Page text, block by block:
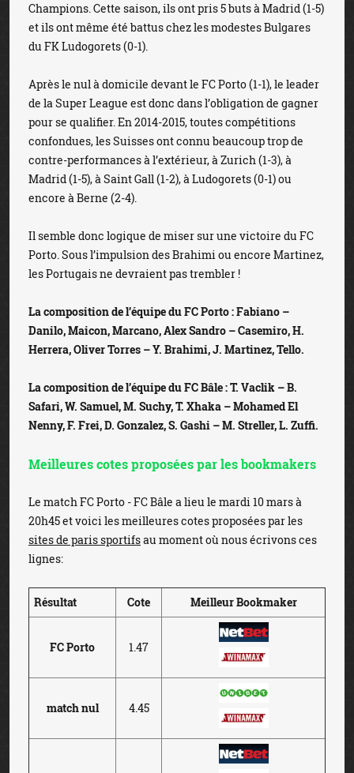
Champions. Cette saison, ils ont pris 5 buts à Madrid (1-5)
et ils ont même été battus chez les modestes Bulgares
du FK Ludogorets (0-1).
Après le nul à domicile devant le FC Porto (1-1), le leader
de la Super League est donc dans l’obligation de gagner
pour se qualifier. En 2014-2015, toutes compétitions
confondues, les Suisses ont connu beaucoup trop de
contre-performances à l’extérieur, à Zurich (1-3), à
Madrid (1-5), à Saint Gall (1-2), à Ludogorets (0-1) ou
encore à Berne (2-4).
Il semble donc logique de miser sur une victoire du FC
Porto. Sous l’impulsion des Brahimi ou encore Martinez,
les Portugais ne devraient pas trembler !
La composition de l’équipe du FC Porto : Fabiano –
Danilo, Maicon, Marcano, Alex Sandro – Casemiro, H.
Herrera, Oliver Torres – Y. Brahimi, J. Martinez, Tello.
La composition de l’équipe du FC Bâle : T. Vaclik – B.
Safari, W. Samuel, M. Suchy, T. Xhaka – Mohamed El
Nenny, F. Frei, D. Gonzalez, S. Gashi – M. Streller, L. Zuffi.
Meilleures cotes proposées par les bookmakers
Le match FC Porto - FC Bâle a lieu le mardi 10 mars à
20h45 et voici les meilleures cotes proposées par les
sites de paris sportifsau moment où nous écrivons ces
lignes:
Résultat Cote Meilleur Bookmaker
FC Porto 1.47
match nul 4.45